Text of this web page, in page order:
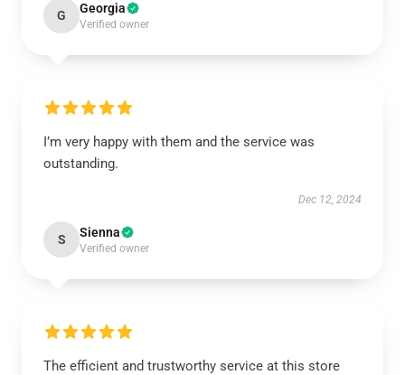
G Georgia
Verified owner
I’m very happy with them and the service was
outstanding.
Dec 12, 2024
S Sienna
Verified owner
The efficient and trustworthy service at this store